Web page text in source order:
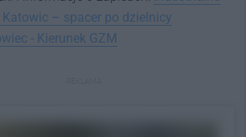
Katowic – spacer po dzielnicy
- Kierunek GZM